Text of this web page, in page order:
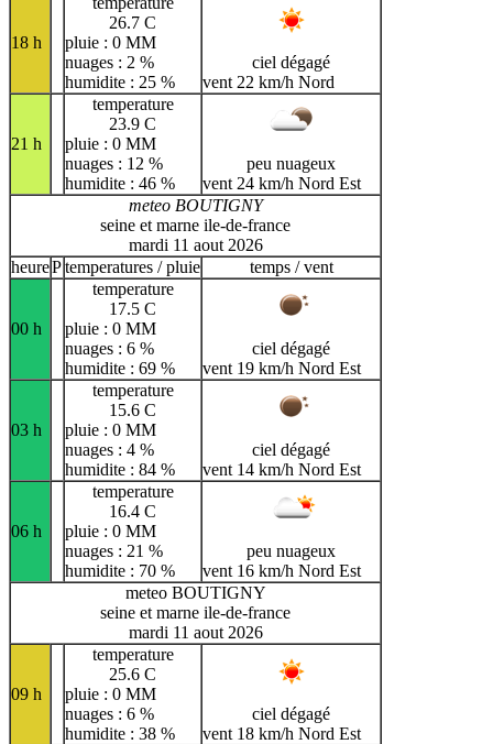
18 h
26.7 C
pluie : 0 MM
nuages : 2 %
humidite : 25 %
ciel dégagé
vent 22 km/h Nord
21 h
temperature
23.9 C
pluie : 0 MM
nuages : 12 %
humidite : 46 %
peu nuageux
vent 24 km/h Nord Est
meteo BOUTIGNY
seine et marne ile-de-france
mardi 11 aout 2026
heurePtemperatures / pluie temps / vent
00 h
temperature
17.5 C
pluie : 0 MM
nuages : 6 %
humidite : 69 %
ciel dégagé
vent 19 km/h Nord Est
03 h
temperature
15.6 C
pluie : 0 MM
nuages : 4 %
humidite : 84 %
ciel dégagé
vent 14 km/h Nord Est
06 h
temperature
16.4 C
pluie : 0 MM
nuages : 21 %
humidite : 70 %
peu nuageux
vent 16 km/h Nord Est
meteo BOUTIGNY
seine et marne ile-de-france
mardi 11 aout 2026
09 h
temperature
25.6 C
pluie : 0 MM
nuages : 6 %
humidite : 38 %
ciel dégagé
vent 18 km/h Nord Est